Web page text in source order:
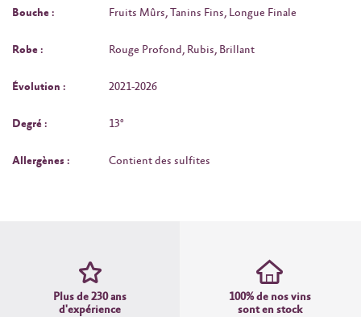
Bouche : Fruits Mûrs, Tanins Fins, Longue Finale
Robe : Rouge Profond, Rubis, Brillant
Évolution : 2021-2026
Degré : 13°
Allergènes : Contient des sulfites
Plus de 230 ans
d'expérience
100% de nos vins
sont en stock